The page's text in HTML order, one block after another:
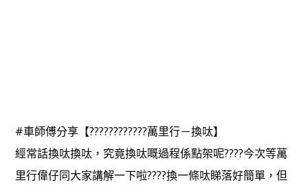
#車師傅分享【????????‍????萬里行－換呔】
經常話換呔換呔，究竟換呔嘅過程係點架呢????今次等萬
里行偉仔同大家講解一下啦????換一條呔睇落好簡單，但